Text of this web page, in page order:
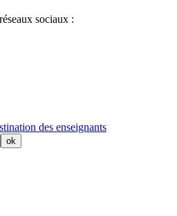
sociaux :
des enseignants